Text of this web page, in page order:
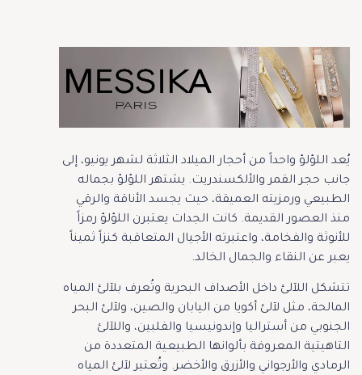
يُعد اللؤلؤ واحداً من أحجار الميلاد الثلاثة لشهر يونيو، إلى
جانب حجر القمر والألكسندريت. يشتهر اللؤلؤ بجماله
الطبيعي ورمزيته العميقة، حيث يجسد الأناقة والرقي
منذ العصور القديمة. كانت الجدات يعتبرن اللؤلؤ رمزاً
للأنوثة والفخامة، واعتبرته الأجيال المتعاقبة كنزاً ثميناً
يعبر عن النقاء والجمال الخالد.
تتشكل اللآلئ داخل الأصداف البحرية وتُعرف بلآلئ المياه
المالحة، مثل لآلئ أكويا من اليابان والصين، ولآلئ البحر
الجنوبي من أستراليا وإندونيسيا والفلبين، واللآلئ
التاهيتية المعروفة بألوانها الطبيعية المتعددة من
الرمادي والأرجواني والأزرق والأخضر. وتُعتبر لآلئ المياه